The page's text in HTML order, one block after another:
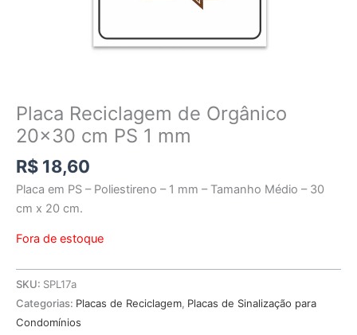
Placa Reciclagem de Orgânico
20×30 cm PS 1 mm
R$ 18,60
Placa em PS – Poliestireno – 1 mm – Tamanho Médio – 30
cm x 20 cm.
Fora de estoque
SKU: SPL17a
Categorias: Placas de Reciclagem, Placas de Sinalização para
Condomínios